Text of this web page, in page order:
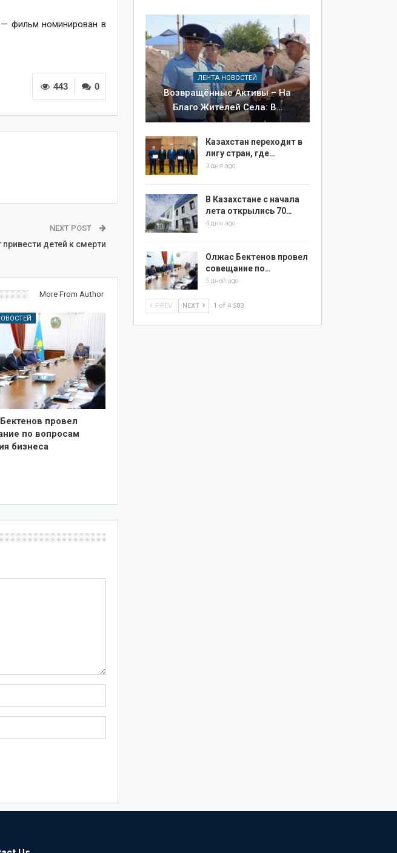
фильм номинирован в
0
443
NEXT POST
детей к смерти
More From Author
провел
по вопросам
бизнеса
ЛЕНТА НОВОСТЕЙ
Возвращённые Активы – На
Благо Жителей Села: В…
Казахстан переходит в
лигу стран, где…
3 дня ago
В Казахстане с начала
лета открылись 70…
4 дня ago
Олжас Бектенов провел
совещание по…
5 дней ago
PREV NEXT 1 of 4 503